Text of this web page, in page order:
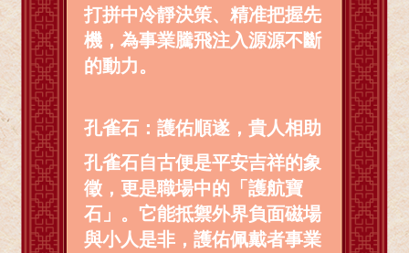
打拼中冷靜決策、精准把握先
機，為事業騰飛注入源源不斷
的動力。
孔雀石：護佑順遂，貴人相助
孔雀石自古便是平安吉祥的象
徵，更是職場中的「護航寶
石」。它能抵禦外界負面磁場
與小人是非，護佑佩戴者事業